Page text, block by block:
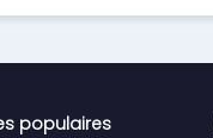
populaires